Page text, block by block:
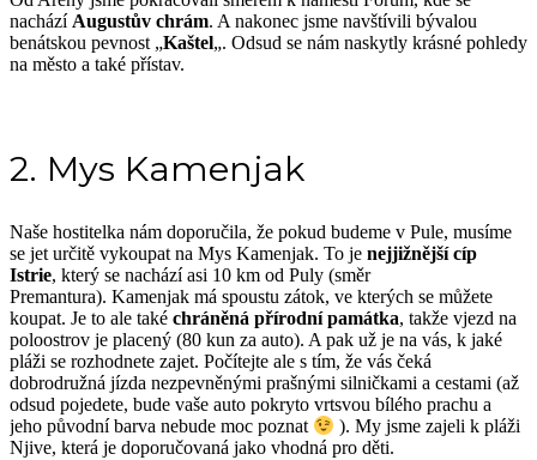
nachází Augustův chrám. A nakonec jsme navštívili bývalou
benátskou pevnost „Kaštel„. Odsud se nám naskytly krásné pohledy
na město a také přístav.
2. Mys Kamenjak
Naše hostitelka nám doporučila, že pokud budeme v Pule, musíme
se jet určitě vykoupat na Mys Kamenjak. To je nejjižnější cíp
Istrie, který se nachází asi 10 km od Puly (směr
Premantura). Kamenjak má spoustu zátok, ve kterých se můžete
koupat. Je to ale také chráněná přírodní památka, takže vjezd na
poloostrov je placený (80 kun za auto). A pak už je na vás, k jaké
pláži se rozhodnete zajet. Počítejte ale s tím, že vás čeká
dobrodružná jízda nezpevněnými prašnými silničkami a cestami (až
odsud pojedete, bude vaše auto pokryto vrtsvou bílého prachu a
jeho původní barva nebude moc poznat
). My jsme zajeli k pláži
Njive, která je doporučovaná jako vhodná pro děti.